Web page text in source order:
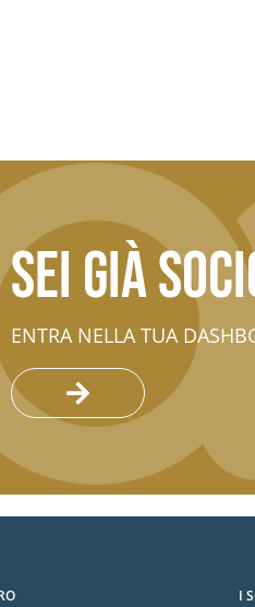
Sei già
ENTRA NELLA TUA
I